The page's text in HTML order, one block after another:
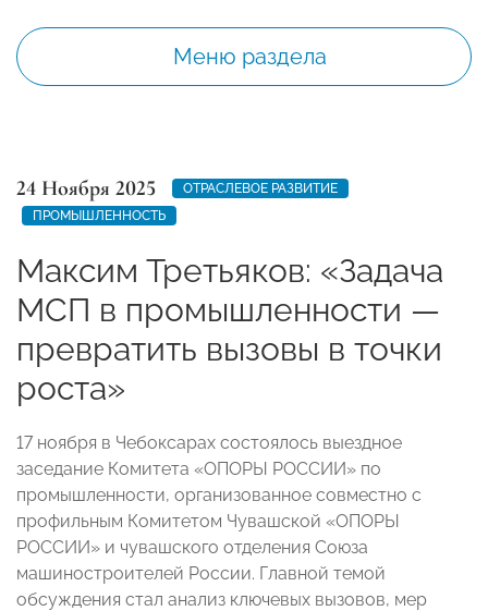
Меню раздела
24 Ноября 2025
ОТРАСЛЕВОЕ РАЗВИТИЕ
ПРОМЫШЛЕННОСТЬ
Максим Третьяков: «Задача
МСП в промышленности —
превратить вызовы в точки
роста»
17 ноября в Чебоксарах состоялось выездное
заседание Комитета «ОПОРЫ РОССИИ» по
промышленности, организованное совместно с
профильным Комитетом Чувашской «ОПОРЫ
РОССИИ» и чувашского отделения Союза
машиностроителей России. Главной темой
обсуждения стал анализ ключевых вызовов, мер